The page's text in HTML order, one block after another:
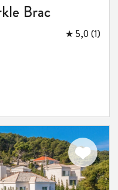
Brac
★ 5,0 (1)